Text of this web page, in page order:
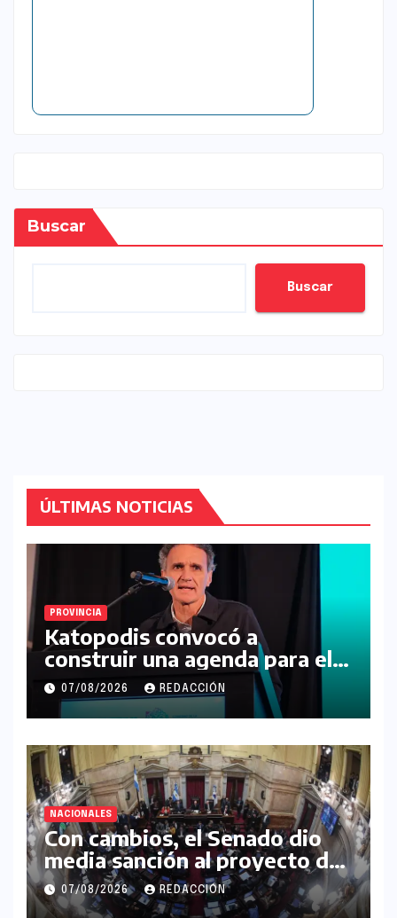
Buscar
Buscar
ÚLTIMAS NOTICIAS
PROVINCIA
Katopodis convocó a
construir una agenda para el
futuro de la Región Noroeste
07/08/2026 REDACCIÓN
NACIONALES
Con cambios, el Senado dio
media sanción al proyecto de
Inviolabilidad de la Propiedad
Privada
07/08/2026 REDACCIÓN